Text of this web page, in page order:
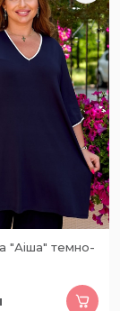
"Аіша" темно-